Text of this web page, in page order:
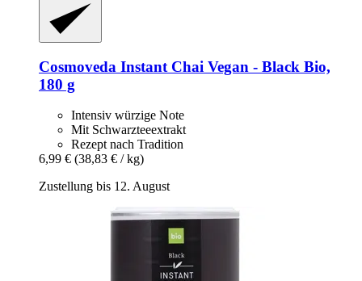
Cosmoveda Instant Chai Vegan -​ Black Bio,
180 g
Intensiv würzige Note
Mit Schwarzteeextrakt
Rezept nach Tradition
6,99 € (38,83 € / kg)
Zustellung bis 12. August